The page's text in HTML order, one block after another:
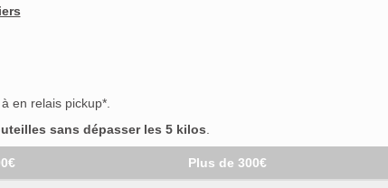
à en relais pickup*.
sans dépasser les 5 kilos
Plus de 300€